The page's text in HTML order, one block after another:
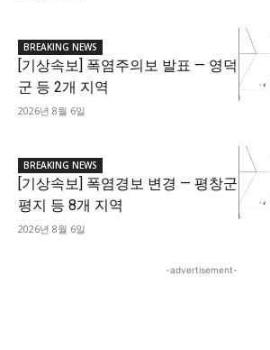
BREAKING NEWS
[기상속보] 폭염주의보 발표 — 영덕
군 등 2개 지역
2026년 8월 6일
BREAKING NEWS
[기상속보] 폭염경보 변경 — 평창군
평지 등 8개 지역
2026년 8월 6일
-advertisement-